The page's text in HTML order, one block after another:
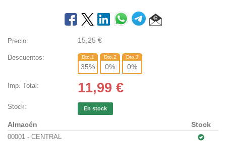
Precio: 15,25 €
Descuentos: Dto.1
35%
Dto.2
0%
Dto.3
0%
Imp. Total: 11,99 €
Stock: En stock
Almacén Stock
00001 - CENTRAL